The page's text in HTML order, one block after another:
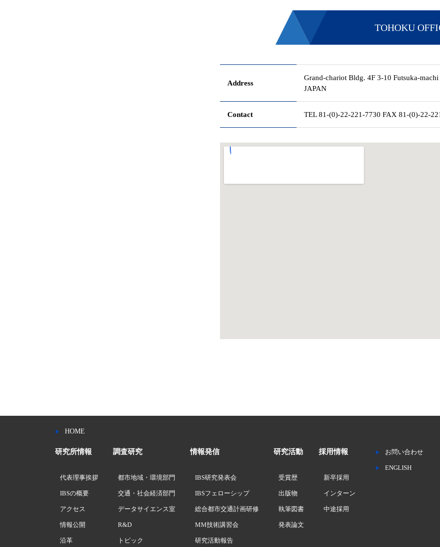
TOHOKU
Address
Grand-chariot Bldg. 4F 3-10 Futsuka-
JAPAN
Contact TEL 81-(0)-22-221-7730 FAX 81-(0)-22-
HOME
研究所情報
代表理事挨拶
IBSの概要
アクセス
情報公開
沿革
調査研究
都市地域・環境部門
交通・社会経済部門
データサイエンス室
R&D
トピック
情報発信
IBS研究発表会
IBSフェローシップ
総合都市交通計画研修
MM技術講習会
研究活動報告
研究活動
受賞歴
出版物
執筆図書
発表論文
採用情報
新卒採用
インターン
中途採用
お問い合わせ
ENGLISH